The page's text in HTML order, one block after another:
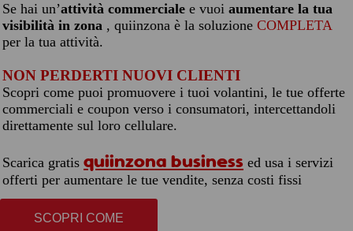
Se hai un’attività commerciale e vuoi aumentare la tua
visibilità in zona , quiinzona è la soluzione COMPLETA
per la tua attività.
NON PERDERTI NUOVI CLIENTI
Scopri come puoi promuovere i tuoi volantini, le tue offerte
commerciali e coupon verso i consumatori, intercettandoli
direttamente sul loro cellulare.
Scarica gratis quiinzona business ed usa i servizi
offerti per aumentare le tue vendite, senza costi fissi
SCOPRI COME